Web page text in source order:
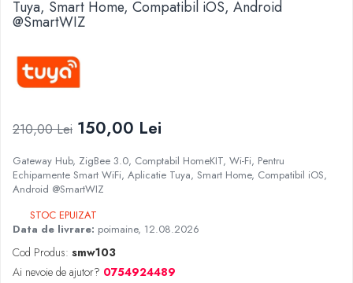
Tuya, Smart Home, Compatibil iOS, Android
@SmartWIZ
210,00 Lei 150,00 Lei
Gateway Hub, ZigBee 3.0, Comptabil HomeKIT, Wi-Fi, Pentru
Echipamente Smart WiFi, Aplicatie Tuya, Smart Home, Compatibil iOS,
Android @SmartWIZ
STOC EPUIZAT
Data de livrare: poimaine, 12.08.2026
Cod Produs: smw103
Ai nevoie de ajutor? 0754924489